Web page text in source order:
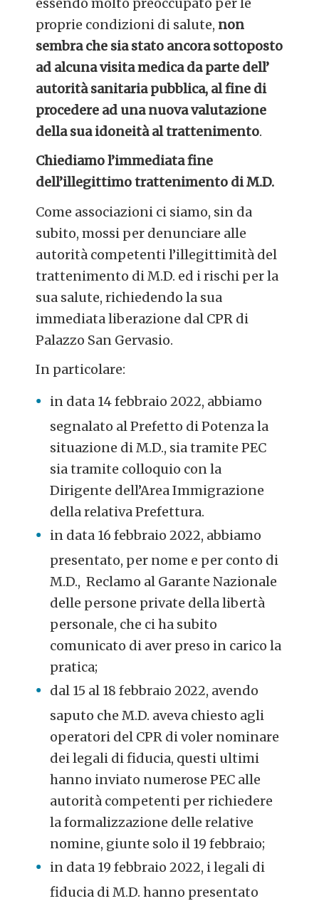
proprie condizioni di salute, non
sembra che sia stato ancora sottoposto
ad alcuna visita medica da parte dell’
autorità sanitaria pubblica, al fine di
procedere ad una nuova valutazione
della sua idoneità al trattenimento.
Chiediamo l’immediata fine
dell’illegittimo trattenimento di M.D.
Come associazioni ci siamo, sin da
subito, mossi per denunciare alle
autorità competenti l’illegittimità del
trattenimento di M.D. ed i rischi per la
sua salute, richiedendo la sua
immediata liberazione dal CPR di
Palazzo San Gervasio.
In particolare:
in data 14 febbraio 2022, abbiamo
segnalato al Prefetto di Potenza la
situazione di M.D., sia tramite PEC
sia tramite colloquio con la
Dirigente dell’Area Immigrazione
della relativa Prefettura.
in data 16 febbraio 2022, abbiamo
presentato, per nome e per conto di
M.D., Reclamo al Garante Nazionale
delle persone private della libertà
personale, che ci ha subito
comunicato di aver preso in carico la
pratica;
dal 15 al 18 febbraio 2022, avendo
saputo che M.D. aveva chiesto agli
operatori del CPR di voler nominare
dei legali di fiducia, questi ultimi
hanno inviato numerose PEC alle
autorità competenti per richiedere
la formalizzazione delle relative
nomine, giunte solo il 19 febbraio;
in data 19 febbraio 2022, i legali di
fiducia di M.D. hanno presentato